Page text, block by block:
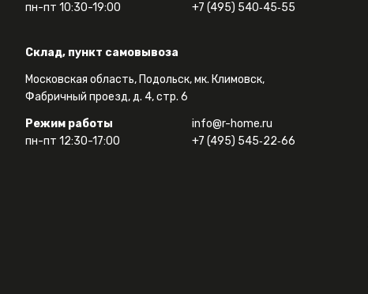
пн-пт 10:30-19:00
+7 (495) 540‑45‑55
Склад, пункт самовывоза
Московская область, Подольск, мк. Климовск,
Фабричный проезд, д. 4, стр. 6
Режим работы
пн-пт 12:30-17:00
info@r-home.ru
+7 (495) 545‑22‑66